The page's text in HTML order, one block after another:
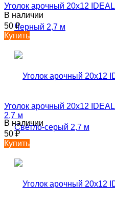
Уголок арочный 20х12
В наличии
50₽
Купить
Уголок арочный 20х12
2,7 м
В наличии
50₽
Купить